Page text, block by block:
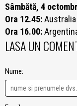
Sâmbătă, 4
Ora 12.45:
Ora 16.00:
LASA UN
Nume: